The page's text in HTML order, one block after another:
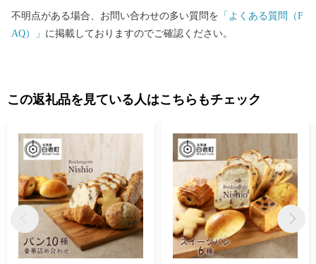
不明点がある場合、お問い合わせの多い質問を 「よくある質問（F
AQ）」 に掲載しておりますのでご確認ください。
この返礼品を見ている人はこちらもチェック